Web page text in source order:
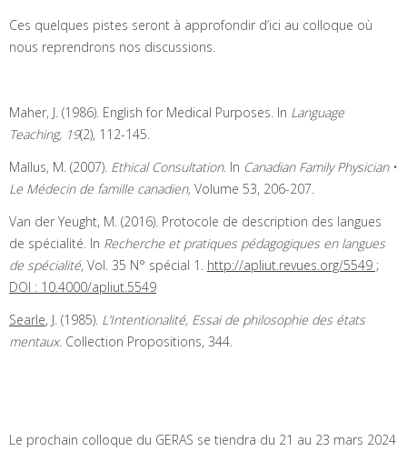
Ces quelques pistes seront à approfondir d’ici au colloque où
nous reprendrons nos discussions.
Maher, J. (1986). English for Medical Purposes. In Language
Teaching, 19(2), 112-145.
Mallus, M. (2007). Ethical Consultation. In Canadian Family Physician •
Le Médecin de famille canadien, Volume 53, 206-207.
Van der Yeught, M. (2016). Protocole de description des langues
de spécialité. In Recherche et pratiques pédagogiques en langues
de spécialité, Vol. 35 N° spécial 1. http://apliut.revues.org/5549 ;
DOI : 10.4000/apliut.5549
Searle, J. (1985). L’Intentionalité, Essai de philosophie des états
mentaux. Collection Propositions, 344.
Le prochain colloque du GERAS se tiendra du 21 au 23 mars 2024